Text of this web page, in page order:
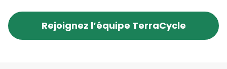
Rejoignez l’équipe TerraCycle